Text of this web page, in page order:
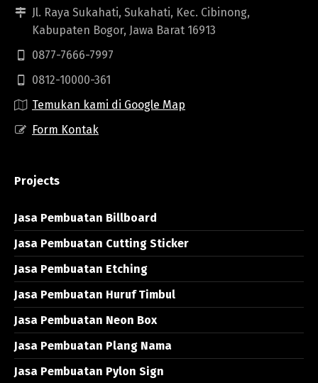
Jl. Raya Sukahati, Sukahati, Kec. Cibinong,
Kabupaten Bogor, Jawa Barat 16913
0877-7666-7997
0812-10000-361
Temukan kami di Google Map
Form Kontak
Projects
Jasa Pembuatan Billboard
Jasa Pembuatan Cutting Sticker
Jasa Pembuatan Etching
Jasa Pembuatan Huruf Timbul
Jasa Pembuatan Neon Box
Jasa Pembuatan Plang Nama
Jasa Pembuatan Pylon Sign